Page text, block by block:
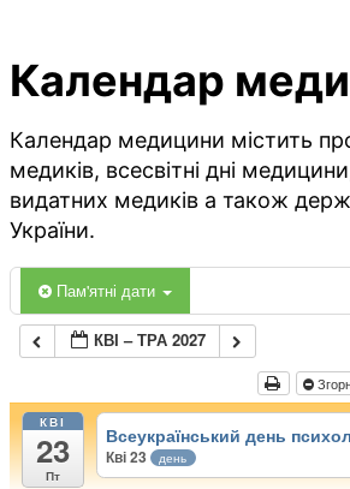
Календар
Календар медицини містить
медиків, всесвітні дні
видатних медиків а також
України.
Пам'ятні дати
КВІ – ТРА 2027
КВІ
23
Пт
Всеукраїнський день
Кві 23 день